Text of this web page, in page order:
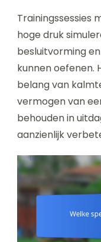
Trainingssessies
hoge druk
besluitvorming
kunnen oefenen.
belang van
vermogen van
behouden in
aanzienlijk